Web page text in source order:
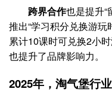
跨界合作也是提升“
推出“学习积分兑换游
累计10课时可兑换2小
也提升了品牌影响力。
2025年，淘气堡行